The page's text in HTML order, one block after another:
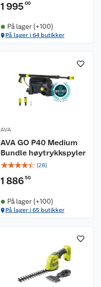
1 995 00
På lager (+100)
På lager i 64 butikker
AVA
AVA GO P40 Medium
Bundle høytrykkspyler
☆☆☆☆☆ (28)
1 88650
På lager (+100)
På lager i 65 butikker